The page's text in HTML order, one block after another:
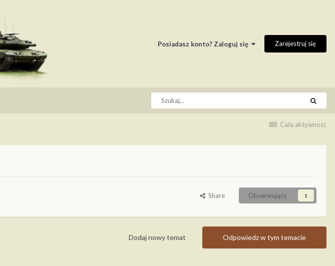
Posiadasz konto? Zaloguj się Zarejestruj się
Cała aktywność
Share Obserwujący 1
Odpowiedz w tym temacie
Dodaj nowy temat